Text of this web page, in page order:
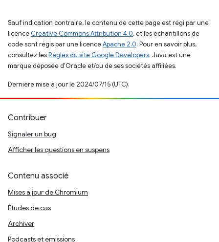
Sauf indication contraire, le contenu de cette page est régi par une
licence Creative Commons Attribution 4.0, et les échantillons de
code sont régis par une licenceApache 2.0. Pour en savoir plus,
consultez lesRègles du site Google Developers. Java est une
marque déposée d'Oracle et/ou de ses sociétés affiliées.
Dernière mise à jour le 2024/07/15 (UTC).
Contribuer
Signaler un bug
Afficher les questions en suspens
Contenu associé
Mises à jour de Chromium
Études de cas
Archiver
Podcasts et émissions